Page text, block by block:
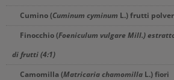
Cumino (Cuminum cyminum L.) frutti
Finocchio (Foeniculum vulgare Mill.)
di frutti (4:1)
Camomilla (Matricaria chamomilla L.) fiori